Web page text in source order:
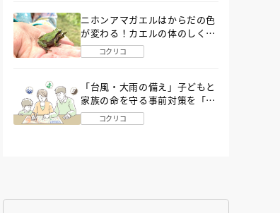
ニホンアマガエルはからだの色
が変わる！カエルの体のしくみ
から両生類の特ちょうまで図鑑
MOVEが解説！
コクリコ
「台風・大雨の備え」子どもと
家族の命を守る事前対策を「防
災アドバイザー」が解説
コクリコ